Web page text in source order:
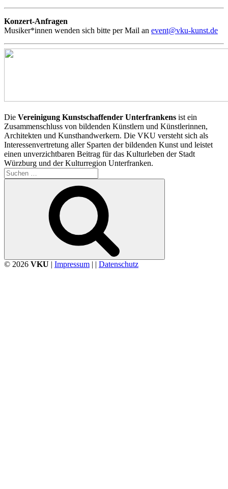
Konzert-Anfragen
Musiker*innen wenden sich bitte per Mail an event@vku-kunst.de
Die Vereinigung Kunstschaffender Unterfrankens ist ein
Zusammenschluss von bildenden Künstlern und Künstlerinnen,
Architekten und Kunsthandwerkern. Die VKU versteht sich als
Interessenvertretung aller Sparten der bildenden Kunst und leistet
einen unverzichtbaren Beitrag für das Kulturleben der Stadt
Würzburg und der Kulturregion Unterfranken.
Suchen
nach:
© 2026 VKU | Impressum | | Datenschutz